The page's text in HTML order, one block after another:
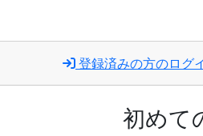
登録済みの方のログ
初めて